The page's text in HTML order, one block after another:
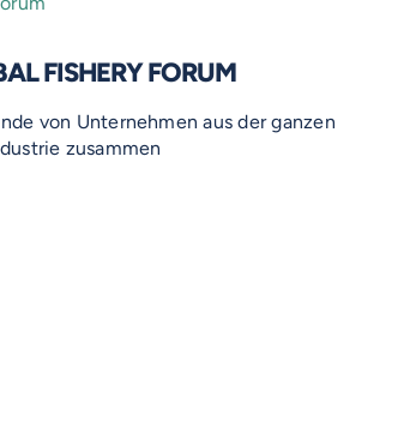
FISHERY FORUM
von Unternehmen aus der ganzen
zusammen